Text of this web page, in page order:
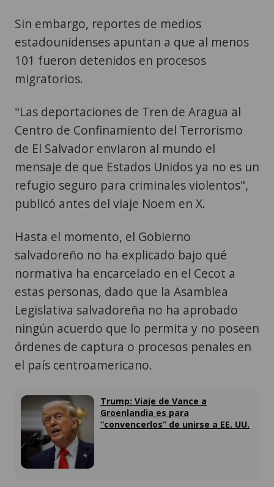
Sin embargo, reportes de medios
estadounidenses apuntan a que al menos
101 fueron detenidos en procesos
migratorios.
"Las deportaciones de Tren de Aragua al
Centro de Confinamiento del Terrorismo
de El Salvador enviaron al mundo el
mensaje de que Estados Unidos ya no es un
refugio seguro para criminales violentos",
publicó antes del viaje Noem en X.
Hasta el momento, el Gobierno
salvadoreño no ha explicado bajo qué
normativa ha encarcelado en el Cecot a
estas personas, dado que la Asamblea
Legislativa salvadoreña no ha aprobado
ningún acuerdo que lo permita y no poseen
órdenes de captura o procesos penales en
el país centroamericano.
Trump: Viaje de Vance a
Groenlandia es para
“convencerlos” de unirse a EE. UU.